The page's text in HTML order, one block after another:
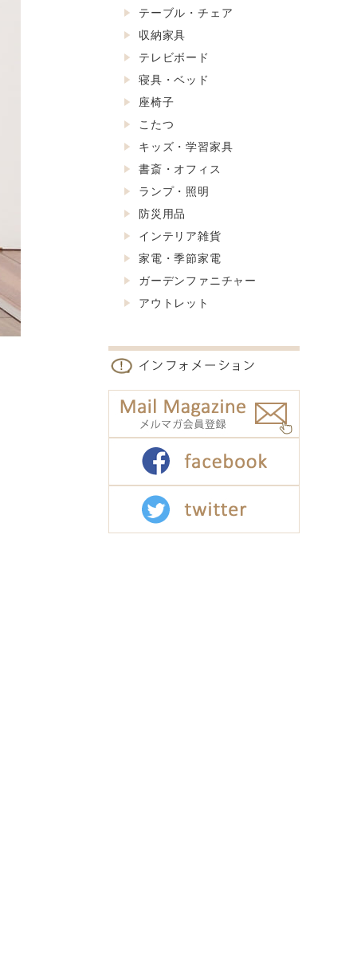
テーブル・チェア
収納家具
テレビボード
寝具・ベッド
座椅子
こたつ
キッズ・学習家具
書斎・オフィス
ランプ・照明
防災用品
インテリア雑貨
家電・季節家電
ガーデンファニチャー
アウトレット